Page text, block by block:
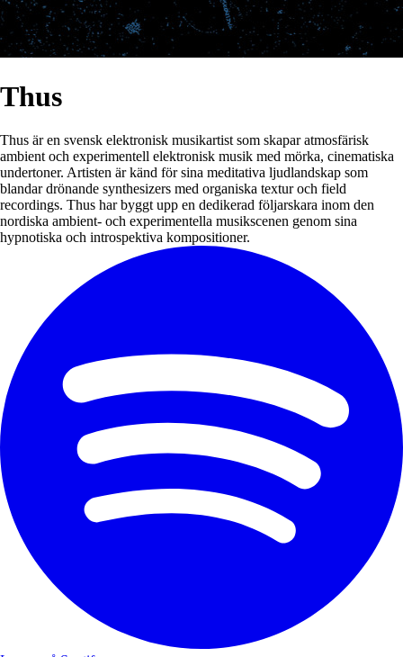
Thus
Thus är en svensk elektronisk musikartist som skapar atmosfärisk
ambient och experimentell elektronisk musik med mörka, cinematiska
undertoner. Artisten är känd för sina meditativa ljudlandskap som
blandar drönande synthesizers med organiska textur och field
recordings. Thus har byggt upp en dedikerad följarskara inom den
nordiska ambient- och experimentella musikscenen genom sina
hypnotiska och introspektiva kompositioner.